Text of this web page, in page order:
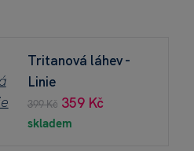
Tritanová láhev -
Linie
skladem
399 Kč 359 Kč